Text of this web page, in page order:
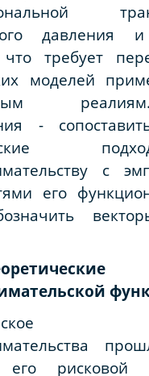
давления
требует
моделей
-
с
его
его